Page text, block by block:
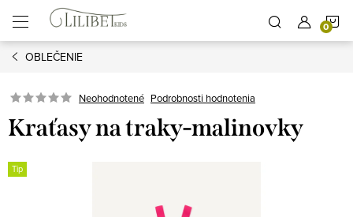
obsah
OBLEČENIE
Neohodnotené Podrobnosti hodnotenia
Kraťasy na traky-malinovky
Tip